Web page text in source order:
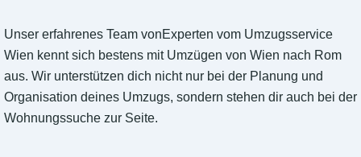
Unser erfahrenes Team vonExperten vom Umzugsservice
Wien kennt sich bestens mit Umzügen von Wien nach Rom
aus. Wir unterstützen dich nicht nur bei der Planung und
Organisation deines Umzugs, sondern stehen dir auch bei der
Wohnungssuche zur Seite.